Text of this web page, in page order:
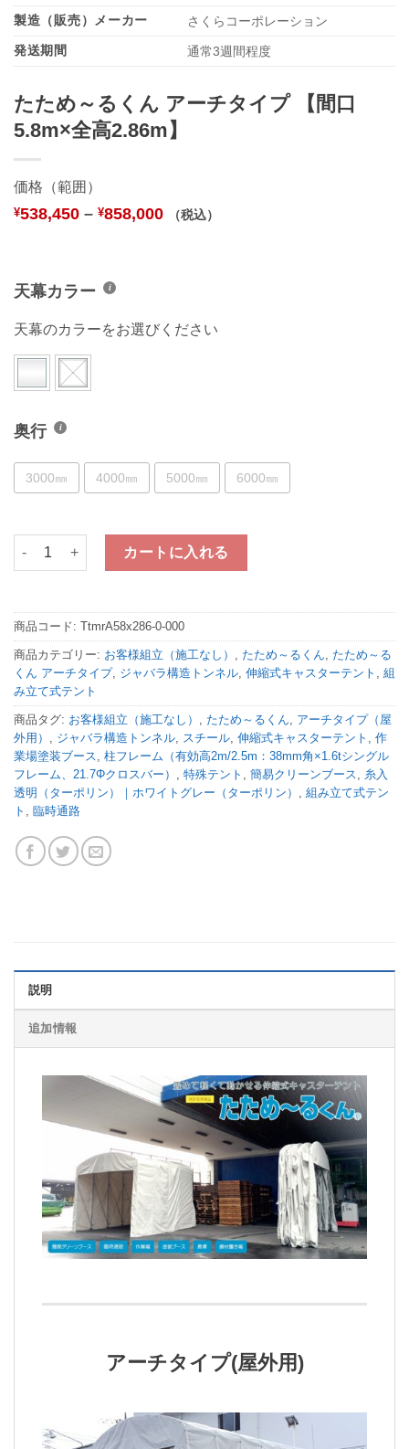
製造（販売）メーカー
さくらコーポレーション
発送期間
通常3週間程度
たため～るくん アーチタイプ 【間口
5.8m×全高2.86m】
価格（範囲）
¥538,450 – ¥858,000 （税込）
天幕カラー
天幕のカラーをお選びください
奥行
3000㎜ 4000㎜ 5000㎜ 6000㎜
たため～るくん アーチタイプ 【間口5.8m×全高2.86m】 個
カートに入れる
商品コード: TtmrA58x286-0-000
商品カテゴリー: お客様組立（施工なし） たため～るくん
たため～る
くん アーチタイプ, ジャバラ構造トンネル 伸縮式キャスターテント
組
み立て式テント
商品タグ: お客様組立（施工なし） たため～るくん
アーチタイプ（屋
外用）
ジャバラ構造トンネル スチール 伸縮式キャスターテント
作
業場塗装ブース
柱フレーム（有効高2m/2.5m：38mm角×1.6tシングル
フレーム、21.7Φクロスバー）
特殊テント 簡易クリーンブース
糸入
透明（ターポリン）｜ホワイトグレー（ターポリン）
組み立て式テン
ト
臨時通路
説明
追加情報
アーチタイプ(屋外用)